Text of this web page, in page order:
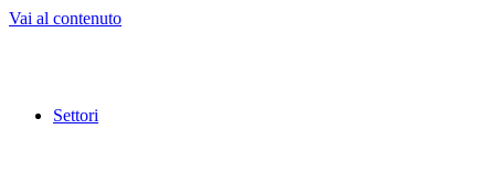
Vai al contenuto
Settori